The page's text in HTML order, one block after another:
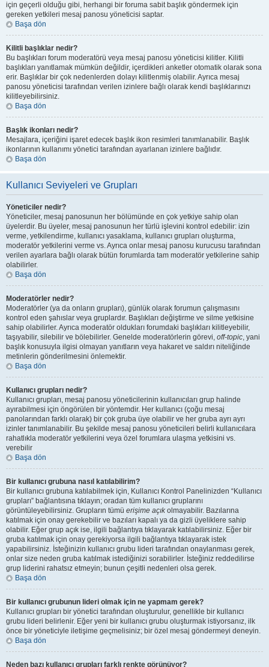
için geçerli olduğu gibi, herhangi bir foruma sabit başlık göndermek için
gereken yetkileri mesaj panosu yöneticisi saptar.
Başa dön
Kilitli başlıklar nedir?
Bu başlıkları forum moderatörü veya mesaj panosu yöneticisi kilitler. Kilitli
başlıkları yanıtlamak mümkün değildir, içerdikleri anketler otomatik olarak sona
erir. Başlıklar bir çok nedenlerden dolayı kilitlenmiş olabilir. Ayrıca mesaj
panosu yöneticisi tarafından verilen izinlere bağlı olarak kendi başlıklarınızı
kilitleyebilirsiniz.
Başa dön
Başlık ikonları nedir?
Mesajlara, içeriğini işaret edecek başlık ikon resimleri tanımlanabilir. Başlık
ikonlarının kullanımı yönetici tarafından ayarlanan izinlere bağlıdır.
Başa dön
Kullanıcı Seviyeleri ve Grupları
Yöneticiler nedir?
Yöneticiler, mesaj panosunun her bölümünde en çok yetkiye sahip olan
üyelerdir. Bu üyeler, mesaj panosunun her türlü işlevini kontrol edebilir: izin
verme, yetkilendirme, kullanıcı yasaklama, kullanıcı grupları oluşturma,
moderatör yetkilerini verme vs. Ayrıca onlar mesaj panosu kurucusu tarafından
verilen ayarlara bağlı olarak bütün forumlarda tam moderatör yetkilerine sahip
olabilirler.
Başa dön
Moderatörler nedir?
Moderatörler (ya da onların grupları), günlük olarak forumun çalışmasını
kontrol eden şahıslar veya gruplardır. Başlıkları değiştirme ve silme yetkisine
sahip olabilirler. Ayrıca moderatör oldukları forumdaki başlıkları kilitleyebilir,
taşıyabilir, silebilir ve bölebilirler. Genelde moderatörlerin görevi, off-topic, yani
başlık konusuyla ilgisi olmayan yanıtların veya hakaret ve saldırı niteliğinde
metinlerin gönderilmesini önlemektir.
Başa dön
Kullanıcı grupları nedir?
Kullanıcı grupları, mesaj panosu yöneticilerinin kullanıcıları grup halinde
ayırabilmesi için öngörülen bir yöntemdir. Her kullanıcı (çoğu mesaj
panolarından farklı olarak) bir çok gruba üye olabilir ve her gruba ayrı ayrı
izinler tanımlanabilir. Bu şekilde mesaj panosu yöneticileri belirli kullanıcılara
rahatlıkla moderatör yetkilerini veya özel forumlara ulaşma yetkisini vs.
verebilir
Başa dön
Bir kullanıcı grubuna nasıl katılabilirim?
Bir kullanıcı grubuna katılabilmek için, Kullanıcı Kontrol Panelinizden “Kullanıcı
grupları” bağlantısına tıklayın; oradan tüm kullanıcı gruplarını
görüntüleyebilirsiniz. Grupların tümü erişime açıkolmayabilir. Bazılarına
katılmak için onay gerekebilir ve bazıları kapalı ya da gizli üyeliklere sahip
olabilir. Eğer grup açık ise, ilgili bağlantıya tıklayarak katılabilirsiniz. Eğer bir
gruba katılmak için onay gerekiyorsa ilgili bağlantıya tıklayarak istek
yapabilirsiniz. İsteğinizin kullanıcı grubu lideri tarafından onaylanması gerek,
onlar size neden gruba katılmak istediğinizi sorabilirler. İsteğiniz reddedilirse
grup liderini rahatsız etmeyin; bunun çeşitli nedenleri olsa gerek.
Başa dön
Bir kullanıcı grubunun lideri olmak için ne yapmam gerek?
Kullanıcı grupları bir yönetici tarafından oluşturulur, genellikle bir kullanıcı
grubu lideri belirlenir. Eğer yeni bir kullanıcı grubu oluşturmak istiyorsanız, ilk
önce bir yöneticiyle iletişime geçmelisiniz; bir özel mesaj göndermeyi deneyin.
Başa dön
Neden bazı kullanıcı grupları farklı renkte görünüyor?